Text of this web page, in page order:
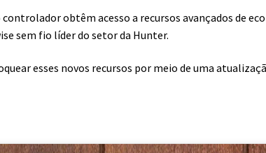
obtêm acesso a recursos avançados de
sem fio líder do setor da Hunter.
esses novos recursos por meio de uma